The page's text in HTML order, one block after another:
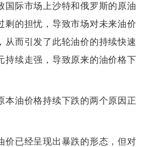
国际市场上沙特和俄罗斯的原油
剩的担忧，导致市场对未来油价
从而引发了此轮油价的持续快速
持续走强，导致原来的油价格下
本油价格持续下跌的两个原因正
价已经呈现出暴跌的形态，但对